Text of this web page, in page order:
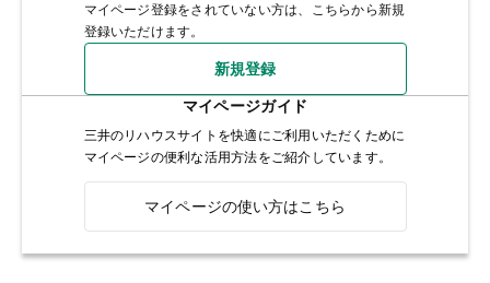
マイページ登録をされていない方は、こちらから新規
登録いただけます。
新規登録
マイページガイド
三井のリハウスサイトを快適にご利用いただくために
マイページの便利な活用方法をご紹介しています。
マイページの使い方はこちら